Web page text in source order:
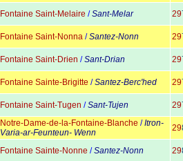
Fontaine Saint-Melaire /Sant-Melar 29
Fontaine Saint-Nonna /Santez-Nonn 29
Fontaine Saint-Drien /Sant-Drian 29
Fontaine Sainte-Brigitte /Santez-Berc'hed 29
Fontaine Saint-Tugen /Sant-Tujen 29
Notre-Dame-de-la-Fontaine-Blanche /Itron-
Varia-ar-Feunteun- Wenn
29
Fontaine Sainte-Nonne /Santez-Nonn 29